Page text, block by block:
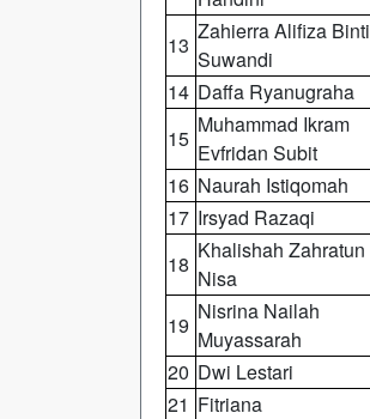
13
Zahierra Alifiza Binti
Suwandi
14 Daffa Ryanugraha
15
Muhammad Ikram
Evfridan Subit
16 Naurah Istiqomah
17 Irsyad Razaqi
18
Khalishah Zahratun
Nisa
19
Nisrina Nailah
Muyassarah
20 Dwi Lestari
21 Fitriana